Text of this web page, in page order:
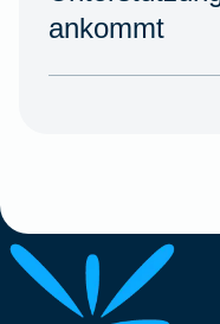
ankommt